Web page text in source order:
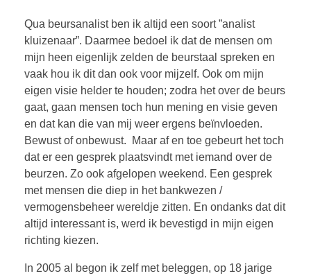
Qua beursanalist ben ik altijd een soort ”analist
kluizenaar”. Daarmee bedoel ik dat de mensen om
mijn heen eigenlijk zelden de beurstaal spreken en
vaak hou ik dit dan ook voor mijzelf. Ook om mijn
eigen visie helder te houden; zodra het over de beurs
gaat, gaan mensen toch hun mening en visie geven
en dat kan die van mij weer ergens beïnvloeden.
Bewust of onbewust. Maar af en toe gebeurt het toch
dat er een gesprek plaatsvindt met iemand over de
beurzen. Zo ook afgelopen weekend. Een gesprek
met mensen die diep in het bankwezen /
vermogensbeheer wereldje zitten. En ondanks dat dit
altijd interessant is, werd ik bevestigd in mijn eigen
richting kiezen.
In 2005 al begon ik zelf met beleggen, op 18 jarige